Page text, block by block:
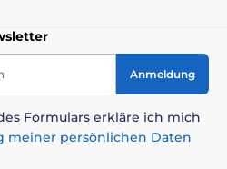
erkennt das Halsband
sorgen dafür, dass
aktiviert wird, wenn der Hund
Anmeldung
Formulars erkläre ich mich
meiner persönlichen Daten